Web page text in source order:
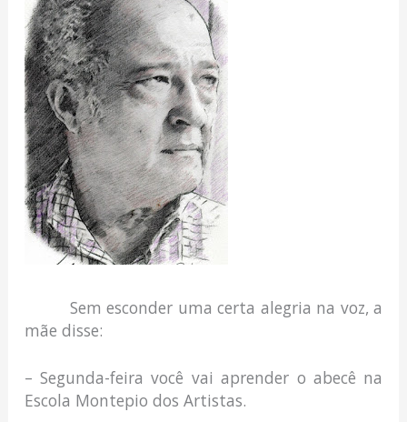
Sem esconder uma certa alegria na voz, a
mãe disse:
– Segunda-feira você vai aprender o abecê na
Escola Montepio dos Artistas.